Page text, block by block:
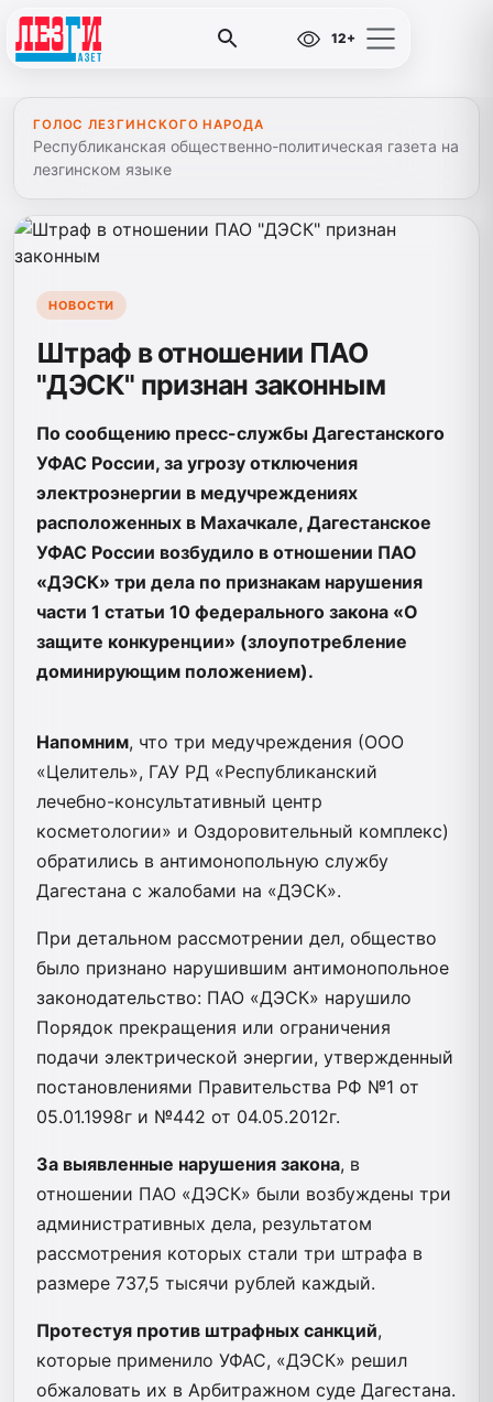
12+
ГОЛОС ЛЕЗГИНСКОГО НАРОДА
Республиканская общественно-политическая газета на
лезгинском языке
НОВОСТИ
Штраф в отношении ПАО
"ДЭСК" признан законным
По сообщению пресс-службы Дагестанского
УФАС России, за угрозу отключения
электроэнергии в медучреждениях
расположенных в Махачкале, Дагестанское
УФАС России возбудило в отношении ПАО
«ДЭСК» три дела по признакам нарушения
части 1 статьи 10 федерального закона «О
защите конкуренции» (злоупотребление
доминирующим положением).
Напомним, что три медучреждения (ООО
«Целитель», ГАУ РД «Республиканский
лечебно-консультативный центр
косметологии» и Оздоровительный комплекс)
обратились в антимонопольную службу
Дагестана с жалобами на «ДЭСК».
При детальном рассмотрении дел, общество
было признано нарушившим антимонопольное
законодательство: ПАО «ДЭСК» нарушило
Порядок прекращения или ограничения
подачи электрической энергии, утвержденный
постановлениями Правительства РФ №1 от
05.01.1998г и №442 от 04.05.2012г.
За выявленные нарушения закона, в
отношении ПАО «ДЭСК» были возбуждены три
административных дела, результатом
рассмотрения которых стали три штрафа в
размере 737,5 тысячи рублей каждый.
Протестуя против штрафных санкций,
которые применило УФАС, «ДЭСК» решил
обжаловать их в Арбитражном суде Дагестана.